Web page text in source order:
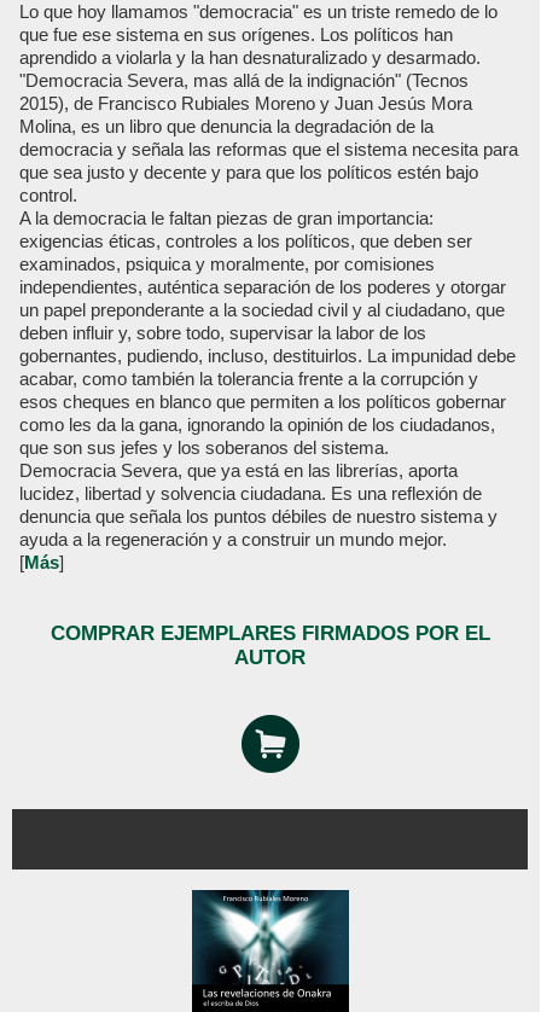
Lo que hoy llamamos "democracia" es un triste remedo de lo
que fue ese sistema en sus orígenes. Los políticos han
aprendido a violarla y la han desnaturalizado y desarmado.
"Democracia Severa, mas allá de la indignación" (Tecnos
2015), de Francisco Rubiales Moreno y Juan Jesús Mora
Molina, es un libro que denuncia la degradación de la
democracia y señala las reformas que el sistema necesita para
que sea justo y decente y para que los políticos estén bajo
control.
A la democracia le faltan piezas de gran importancia:
exigencias éticas, controles a los políticos, que deben ser
examinados, psiquica y moralmente, por comisiones
independientes, auténtica separación de los poderes y otorgar
un papel preponderante a la sociedad civil y al ciudadano, que
deben influir y, sobre todo, supervisar la labor de los
gobernantes, pudiendo, incluso, destituirlos. La impunidad debe
acabar, como también la tolerancia frente a la corrupción y
esos cheques en blanco que permiten a los políticos gobernar
como les da la gana, ignorando la opinión de los ciudadanos,
que son sus jefes y los soberanos del sistema.
Democracia Severa, que ya está en las librerías, aporta
lucidez, libertad y solvencia ciudadana. Es una reflexión de
denuncia que señala los puntos débiles de nuestro sistema y
ayuda a la regeneración y a construir un mundo mejor.
[Más]
COMPRAR EJEMPLARES FIRMADOS POR EL
AUTOR